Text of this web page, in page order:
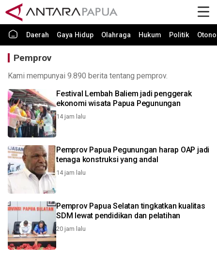
Daerah Gaya Hidup Olahraga Hukum Politik
Pemprov
Kami mempunyai 9.890 berita tentang pemprov.
Festival Lembah Baliem jadi penggerak
ekonomi wisata Papua Pegunungan
14 jam lalu
Pemprov Papua Pegunungan harap OAP jadi
tenaga konstruksi yang andal
14 jam lalu
Pemprov Papua Selatan tingkatkan kualitas
SDM lewat pendidikan dan pelatihan
20 jam lalu